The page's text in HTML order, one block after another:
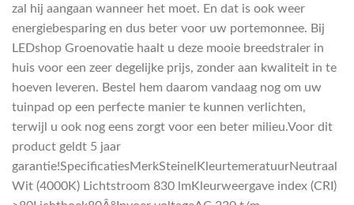
zal hij aangaan wanneer het moet. En dat is ook weer
energiebesparing en dus beter voor uw portemonnee. Bij
LEDshop Groenovatie haalt u deze mooie breedstraler in
huis voor een zeer degelijke prijs, zonder aan kwaliteit in te
hoeven leveren. Bestel hem daarom vandaag nog om uw
tuinpad op een perfecte manier te kunnen verlichten,
terwijl u ook nog eens zorgt voor een beter milieu.Voor dit
product geldt 5 jaar
garantie!SpecificatiesMerkSteinelKleurtemeratuurNeutraal
Wit (4000K) Lichtstroom 830 lmKleurweergave index (CRI)